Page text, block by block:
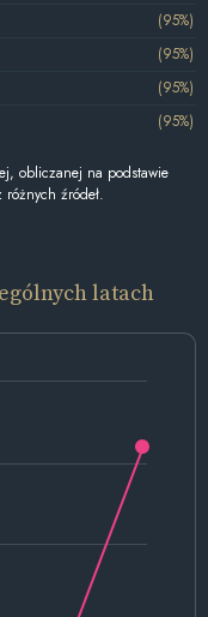
(95%)
(95%)
(95%)
(95%)
obliczanej na podstawie
źródeł.
latach